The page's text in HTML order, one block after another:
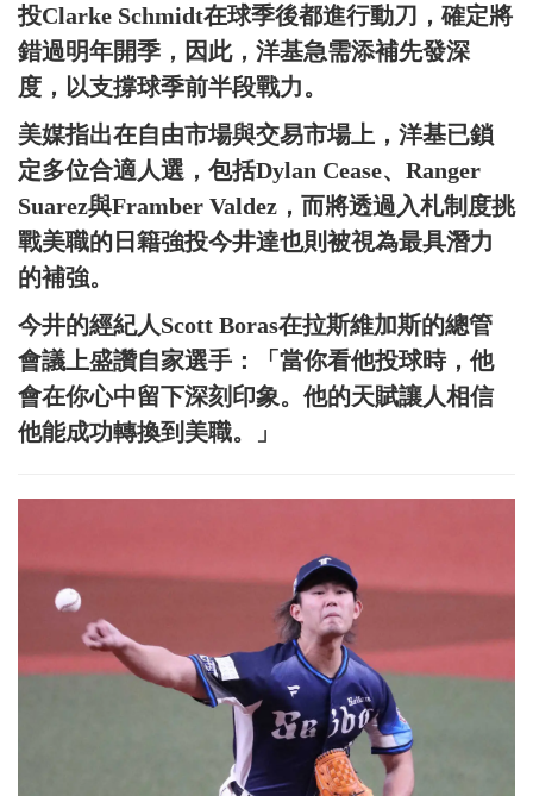
投Clarke Schmidt在球季後都進行動刀，確定將
錯過明年開季，因此，洋基急需添補先發深
度，以支撐球季前半段戰力。
美媒指出在自由市場與交易市場上，洋基已鎖
定多位合適人選，包括Dylan Cease、Ranger
Suarez與Framber Valdez，而將透過入札制度挑
戰美職的日籍強投今井達也則被視為最具潛力
的補強。
今井的經紀人Scott Boras在拉斯維加斯的總管
會議上盛讚自家選手：「當你看他投球時，他
會在你心中留下深刻印象。他的天賦讓人相信
他能成功轉換到美職。」